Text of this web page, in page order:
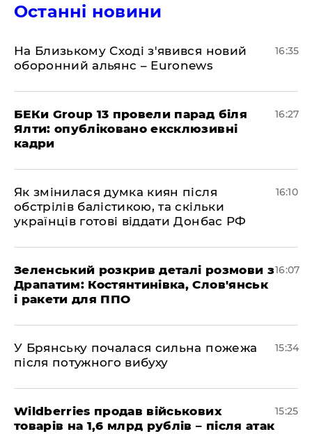
Останні новини
На Близькому Сході з'явився новий
оборонний альянс – Euronews
16:35
БЕКи Group 13 провели парад біля
Ялти: опубліковано ексклюзивні
кадри
16:27
Як змінилася думка киян після
обстрілів балістикою, та скільки
українців готові віддати Донбас РФ
16:10
Зеленський розкрив деталі розмови з
Драпатим: Костянтинівка, Слов'янськ
і ракети для ППО
16:07
У Брянську почалася сильна пожежа
після потужного вибуху
15:34
Wildberries продав військових
товарів на 1,6 млрд рублів – після атак
15:25